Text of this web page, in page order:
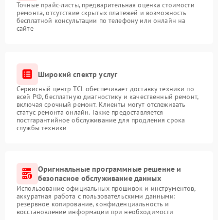
Точные прайс-листы, предварительная оценка стоимости
ремонта, отсутствие скрытых платежей и возможность
бесплатной консультации по телефону или онлайн на
сайте
Широкий спектр услуг
Сервисный центр TCL обеспечивает доставку техники по
всей РФ, бесплатную диагностику и качественный ремонт,
включая срочный ремонт. Клиенты могут отслеживать
статус ремонта онлайн. Также предоставляется
постгарантийное обслуживание для продления срока
службы техники
Оригинальные программные решение и
безопасное обслуживание данных
Использование официальных прошивок и инструментов,
аккуратная работа с пользовательскими данными:
резервное копирование, конфиденциальность и
восстановление информации при необходимости